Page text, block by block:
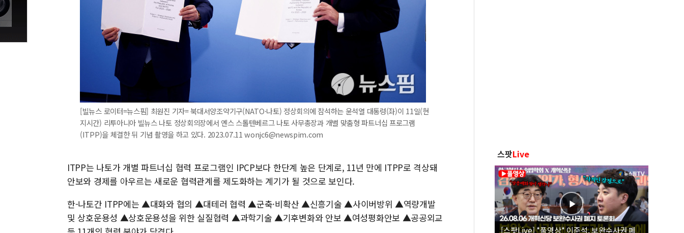
[빌뉴스 로이터=뉴스핌] 최원진 기자= 북대서양조약기구(NATO·나토) 정상회의에 참석하는 윤석열 대통령(좌)이 11일(현
지시간) 리투아니아 빌뉴스 나토 정상회의장에서 옌스 스톨텐베르그 나토 사무총장과 개별 맞춤형 파트너십 프로그램
(ITPP)을 체결한 뒤 기념 촬영을 하고 있다. 2023.07.11 wonjc6@newspim.com
ITPP는 나토가 개별 파트너십 협력 프로그램인 IPCP보다 한단계 높은 단계로, 11년 만에 ITPP로 격상돼
안보와 경제를 아우르는 새로운 협력관계를 제도화하는 계기가 될 것으로 보인다.
한-나토간 ITPP에는 ▲대화와 협의 ▲대테러 협력 ▲군축·비확산 ▲신흥기술 ▲사이버방위 ▲역량개발
및 상호운용성 ▲상호운용성을 위한 실질협력 ▲과학기술 ▲기후변화와 안보 ▲여성평화안보 ▲공공외교
스팟Live
[스팟Live] *풀영상* 이준석, 보완수사권 폐